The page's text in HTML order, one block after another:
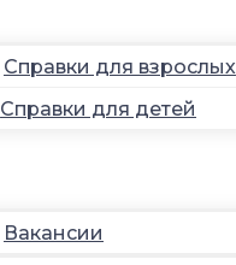
Справки для взрослых
Справки для детей
Вакансии